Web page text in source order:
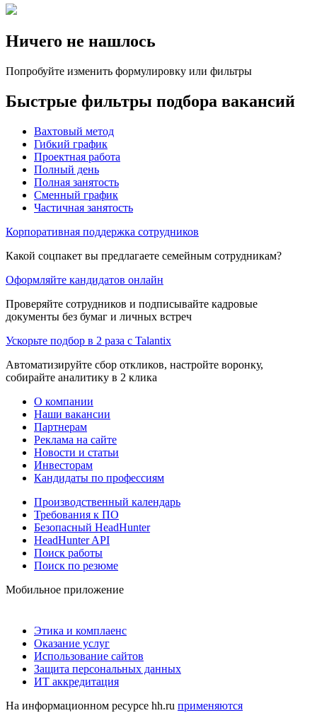
Ничего не нашлось
Попробуйте изменить формулировку или фильтры
Быстрые фильтры подбора вакансий
Вахтовый метод
Гибкий график
Проектная работа
Полный день
Полная занятость
Сменный график
Частичная занятость
Корпоративная поддержка сотрудников
Какой соцпакет вы предлагаете семейным сотрудникам?
Оформляйте кандидатов онлайн
Проверяйте сотрудников и подписывайте кадровые
документы без бумаг и личных встреч
Ускорьте подбор в 2 раза с Talantix
Автоматизируйте сбор откликов, настройте воронку,
собирайте аналитику в 2 клика
О компании
Наши вакансии
Партнерам
Реклама на сайте
Новости и статьи
Инвесторам
Кандидаты по профессиям
Производственный календарь
Требования к ПО
Безопасный HeadHunter
HeadHunter API
Поиск работы
Поиск по резюме
Мобильное приложение
Этика и комплаенс
Оказание услуг
Использование сайтов
Защита персональных данных
ИТ аккредитация
На информационном ресурсе hh.ru применяются